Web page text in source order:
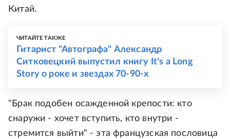
Китай.
ЧИТАЙТЕ ТАКЖЕ
Гитарист "Автографа" Александр
Ситковецкий выпустил книгу It's a Long
Story о роке и звездах 70-90-х
"Брак подобен осажденной крепости: кто
снаружи - хочет вступить, кто внутри -
стремится выйти" - эта французская пословица